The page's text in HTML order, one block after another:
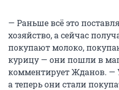
— Раньше всё это
хозяйство, а сейчас
покупают молоко,
курицу — они пошли в
комментирует Жданов. —
а теперь они стали